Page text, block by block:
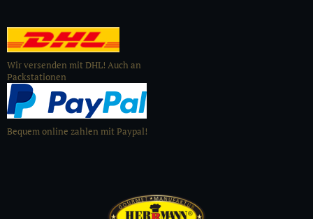
Wir versenden mit DHL! Auch an
Packstationen
Bequem online zahlen mit Paypal!